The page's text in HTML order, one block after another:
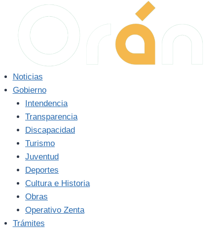
contenido
Noticias
Gobierno
Intendencia
Transparencia
Discapacidad
Turismo
Juventud
Deportes
Cultura e Historia
Obras
Operativo Zenta
Trámites